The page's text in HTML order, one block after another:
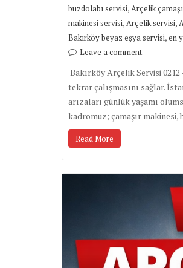
buzdolabı servisi,Arçelik
makinesi servisi,Arçelik servisi,
Bakırköy beyaz eşya servisi,en
Leave a comment
Bakırköy Arçelik Servisi 0212
tekrar çalışmasını sağlar.
arızaları günlük yaşamı
kadromuz; çamaşır makinesi,
Read More